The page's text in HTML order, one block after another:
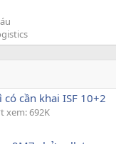
cần khai ISF 10+2
xem: 692K